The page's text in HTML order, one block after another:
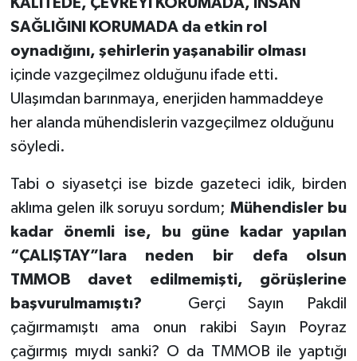
SAĞLIĞINI KORUMADA da etkin rol
oynadığını, şehirlerin yaşanabilir olması
içinde vazgeçilmez olduğunu ifade etti.
Ulaşımdan barınmaya, enerjiden hammaddeye
her alanda mühendislerin vazgeçilmez olduğunu
söyledi.
Tabi o siyasetçi ise bizde gazeteci idik, birden
aklıma gelen ilk soruyu sordum; Mühendisler bu
kadar önemli ise, bu güne kadar yapılan
“ÇALIŞTAY”lara neden bir defa olsun
TMMOB davet edilmemişti, görüşlerine
başvurulmamıştı?
Gerçi Sayın Pakdil
çağırmamıştı ama onun rakibi Sayın Poyraz
çağırmış mıydı sanki? O da TMMOB ile yaptığı